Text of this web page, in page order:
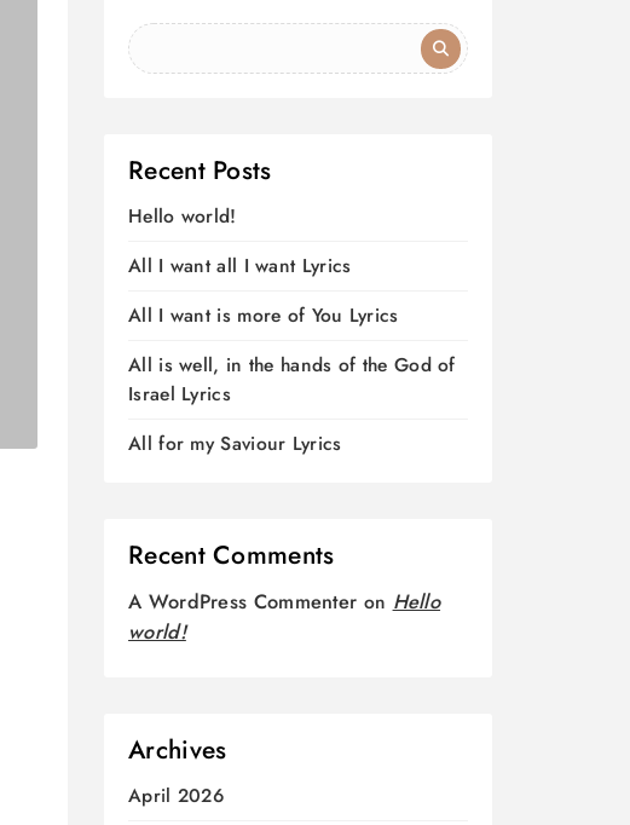
Recent Posts
Hello world!
All I want all I want Lyrics
All I want is more of You Lyrics
All is well, in the hands of the God of
Israel Lyrics
All for my Saviour Lyrics
Recent Comments
A WordPress Commenter on Hello
world!
Archives
April 2026